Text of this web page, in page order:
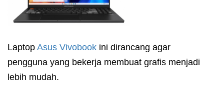
Laptop Asus Vivobook ini dirancang agar
pengguna yang bekerja membuat grafis menjadi
lebih mudah.